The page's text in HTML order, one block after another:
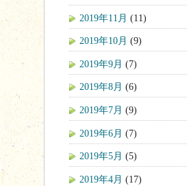
2019年11月 (11)
2019年10月 (9)
2019年9月 (7)
2019年8月 (6)
2019年7月 (9)
2019年6月 (7)
2019年5月 (5)
2019年4月 (17)